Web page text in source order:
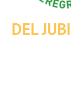
DEL